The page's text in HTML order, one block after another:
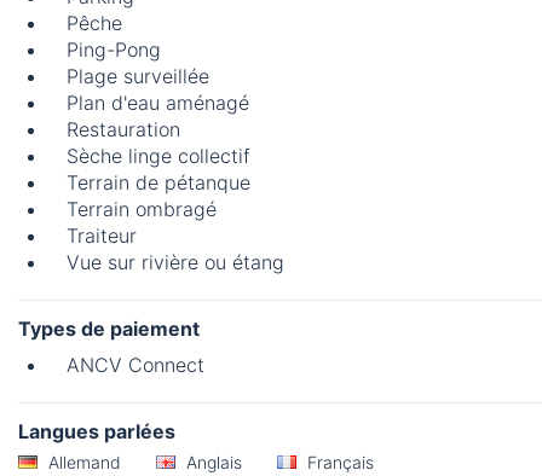
Pêche
Ping-Pong
Plage surveillée
Plan d'eau aménagé
Restauration
Sèche linge collectif
Terrain de pétanque
Terrain ombragé
Traiteur
Vue sur rivière ou étang
Types de paiement
ANCV Connect
Langues parlées
Allemand Anglais Français